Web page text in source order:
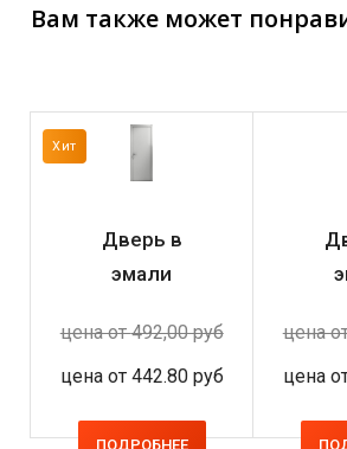
Вам также может
Хит
Дверь в
эмали
цена от492,00 руб
цена от 442.80 руб
ПОДРОБНЕЕ
цена
цена